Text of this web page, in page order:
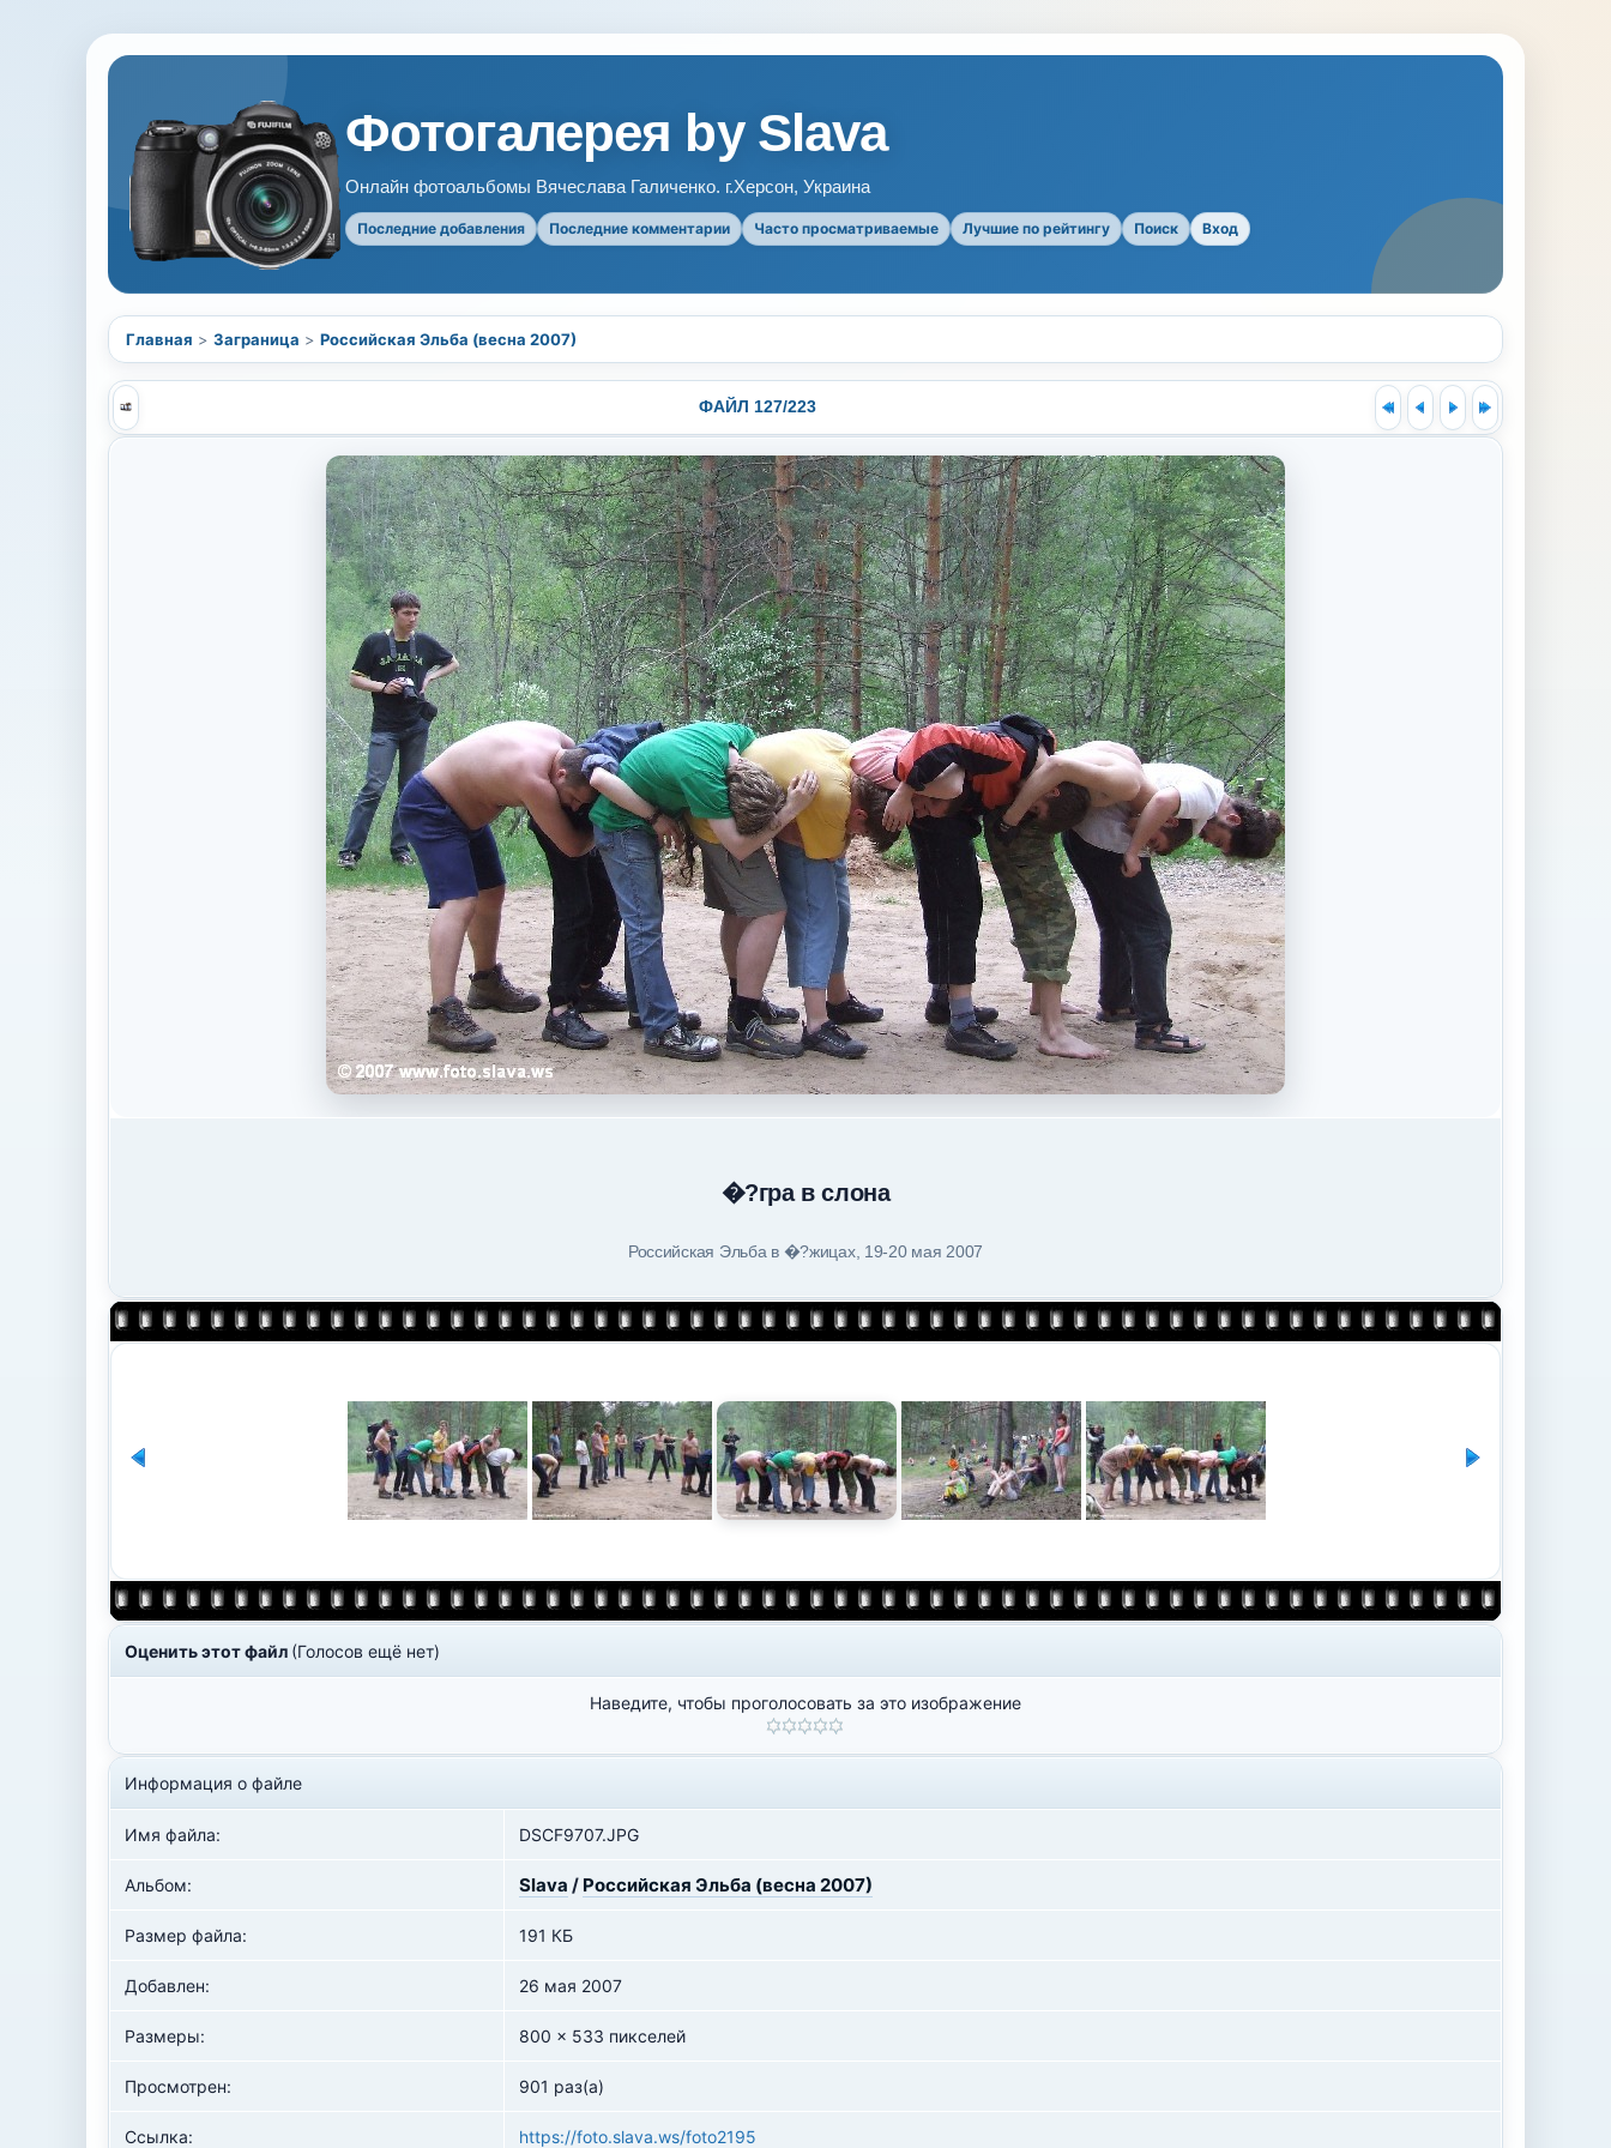
Фотогалерея by Slava
Онлайн фотоальбомы Вячеслава Галиченко. г.Херсон, Украина
Последние добавления Последние комментарии Часто просматриваемые Лучшие по рейтингу Поиск Вход
Главная > Заграница > Российская Эльба (весна 2007)
ФАЙЛ 127/223
�?гра в слона
Российская Эльба в �?жицах, 19-20 мая 2007
Оценить этот файл (Голосов ещё нет)
Наведите, чтобы проголосовать за это изображение
Информация о файле
Имя файла: DSCF9707.JPG
Альбом: Slava / Российская Эльба (весна 2007)
Размер файла: 191 КБ
Добавлен: 26 мая 2007
Размеры: 800 x 533 пикселей
Просмотрен: 901 раз(а)
Ссылка: https://foto.slava.ws/foto2195